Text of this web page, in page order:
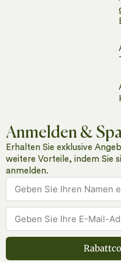
Anmelden &
Erhalten Sie exklusive
weitere Vorteile, indem Sie
anmelden.